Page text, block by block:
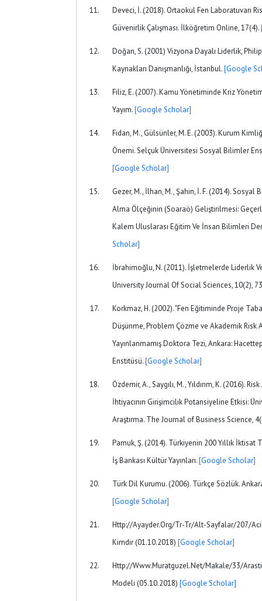
Deveci, İ. (2018). Ortaokul Fen Laboratuvarı
Güvenirlik Çalışması. İlköğretim Online, 17(4).
Doğan, S. (2001) Vizyona Dayalı Liderlik,
Kaynakları Danışmanlığı, İstanbul.[Google
Filiz, E. (2007). Kamu Yönetiminde Kriz
Yayım.[Google Scholar]
Fidan, M., Gülsünler, M. E. (2003). Kurum
Önemi. Selçuk Üniversitesi Sosyal Bilimler
[Google Scholar]
Gezer, M., İlhan, M., Şahin, İ. F. (2014). Sosyal
Alma Ölçeğinin (Soaraö) Geliştirilmesi:
Kalem Uluslarası Eğitim Ve İnsan Bilimleri
Scholar]
İbrahimoğlu, N. (2011). İşletmelerde Liderlik
University Journal Of Social Sciences, 10(2),
Korkmaz, H. (2002). "Fen Eğitiminde Proje
Düşünme, Problem Çözme ve Akademik Risk
Yayınlanmamış Doktora Tezi, Ankara:
Enstitüsü.[Google Scholar]
Özdemir, A., Saygılı, M., Yıldırım, K. (2016).
İhtiyacının Girişimcilik Potansiyeline Etkisi:
Araştırma. The Journal of Business Science,
Pamuk, Ş. (2014). Türkiyenin 200 Yıllık İktisat
İş Bankası Kültür Yayınları.[Google Scholar]
Türk Dil Kurumu. (2006). Türkçe Sözlük.
[Google Scholar]
Http://Ayayder.Org/Tr-Tr/Alt-Sayfalar/207/
Kimdir (01.10.2018) [Google Scholar]
Http://Www.Muratguzel.Net/Makale/33/
Modeli (05.10.2018) [Google Scholar]